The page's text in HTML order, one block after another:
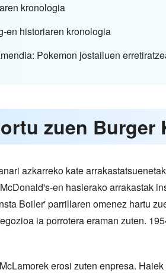
kronologia
en historiaren kronologia
Pokemon jostailuen
zuen Burger
azkarreko kate
en hasierako arrakastak
Boiler' parrillaren omenez hartu
ia porrotera eraman zuten.
erosi zuten enpresa.